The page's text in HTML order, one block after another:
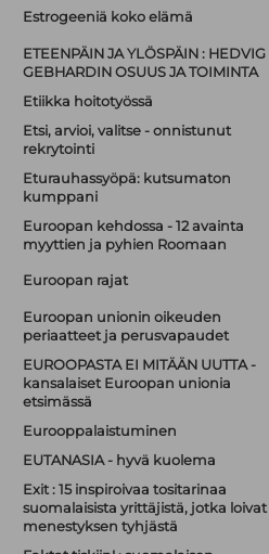
Estrogeeniä koko elämä
ETEENPÄIN JA YLÖSPÄIN : HEDVIG
GEBHARDIN OSUUS JA TOIMINTA
Etiikka hoitotyössä
Etsi, arvioi, valitse - onnistunut
rekrytointi
Eturauhassyöpä: kutsumaton
kumppani
Euroopan kehdossa - 12 avainta
myyttien ja pyhien Roomaan
Euroopan rajat
Euroopan unionin oikeuden
periaatteet ja perusvapaudet
EUROOPASTA EI MITÄÄN UUTTA -
kansalaiset Euroopan unionia
etsimässä
Eurooppalaistuminen
EUTANASIA - hyvä kuolema
Exit : 15 inspiroivaa tositarinaa
suomalaisista yrittäjistä, jotka loivat
menestyksen tyhjästä